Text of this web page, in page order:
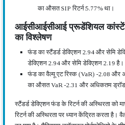
का औसत SIP रिटर्न 5.77% था।
आईसीआईसीआई प्रूडेंशियल कांस्टेंट
का विश्लेषण
फंड का स्टैंडर्ड डेविएशन 2.94 और सेमि
डेविएशन 2.94 और सेमि डेविएशन 2.19 है।
फंड का वैल्यू एट रिस्क (VaR) -2.08 और
का औसत VaR -2.31 और अधिकतम
स्टैंडर्ड डेविएशन फंड के रिटर्न की अस्थिरता को
रिटर्न की अस्थिरता पर ध्यान केंद्रित करता है।